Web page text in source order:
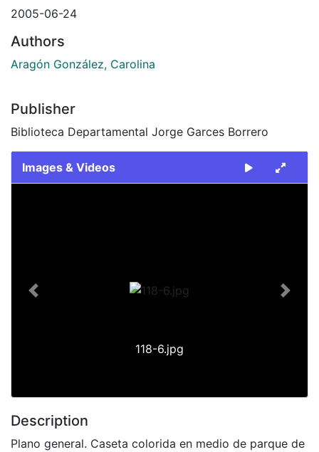
2005-06-24
Authors
Aragón González, Carolina
Publisher
Biblioteca Departamental Jorge Garces Borrero
Images & Videos
118-6.jpg
Previous Next
Description
Plano general. Caseta colorida en medio de parque de